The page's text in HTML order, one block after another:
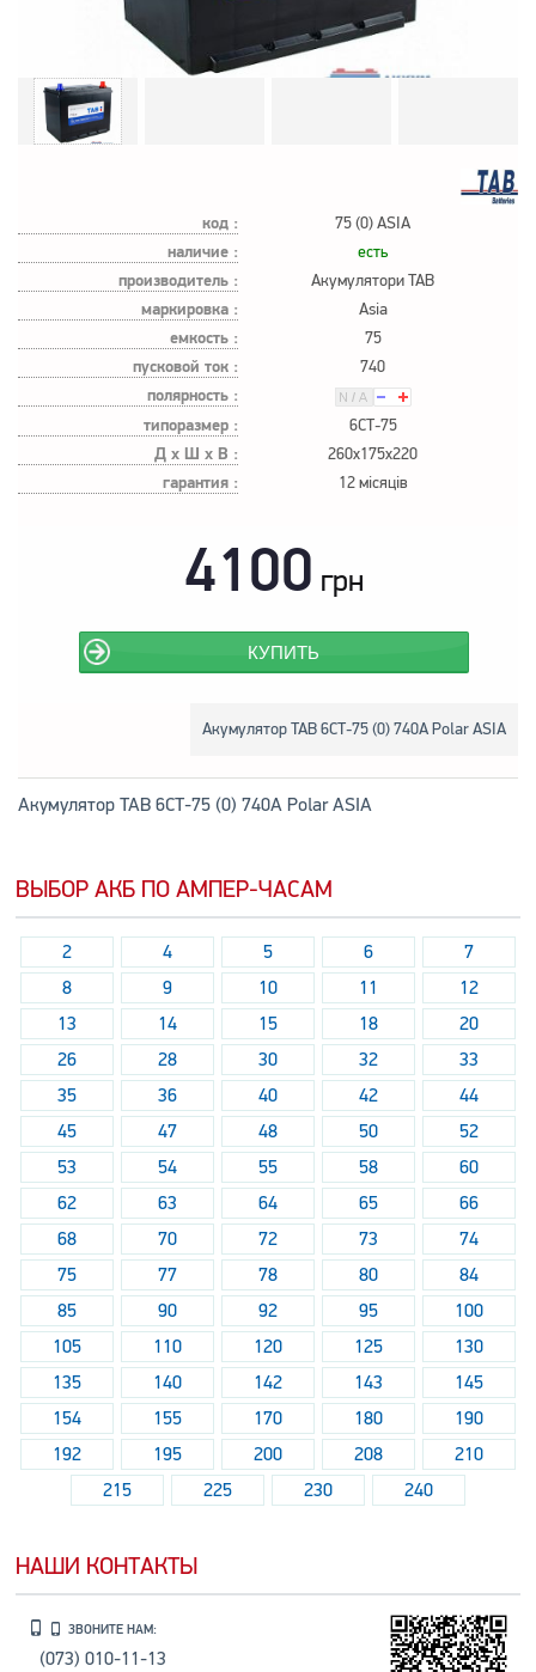
код : 75 (0) ASIA
наличие : есть
производитель : Акумулятори TAB
маркировка : Asia
емкость : 75
пусковой ток : 740
полярность :
типоразмер :
6СТ-75
Д х Ш х В : 260x175x220
гарантия : 12 місяців
4100 грн
КУПИТЬ
Акумулятор TAB 6СТ-75 (0) 740А Polar ASIA
Акумулятор TAB 6СТ-75 (0) 740А Polar ASIA
ВЫБОР АКБ ПО АМПЕР-ЧАСАМ
2 4 5 6
7
8
9 10 11
12
13
14 15 18
20
26
28 30 32
33
35
36 40 42
44
45
47 48 50
52
53
54 55 58
60
62
63 64 65
66
68
70 72 73
74
75
77 78 80
84
85
90 92 95
100
105
110 120 125
130
135
140 142 143
145
154
155 170 180
190
192
195 200 208
210
215
225 230 240
НАШИ КОНТАКТЫ
ЗВОНИТЕ НАМ:
(073) 010-11-13